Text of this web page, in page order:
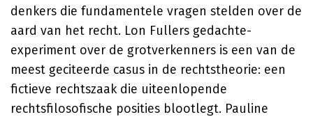
denkers die fundamentele vragen stelden over de
aard van het recht. Lon Fullers gedachte-
experiment over de grotverkenners is een van de
meest geciteerde casus in de rechtstheorie: een
fictieve rechtszaak die uiteenlopende
rechtsfilosofische posities blootlegt. Pauline